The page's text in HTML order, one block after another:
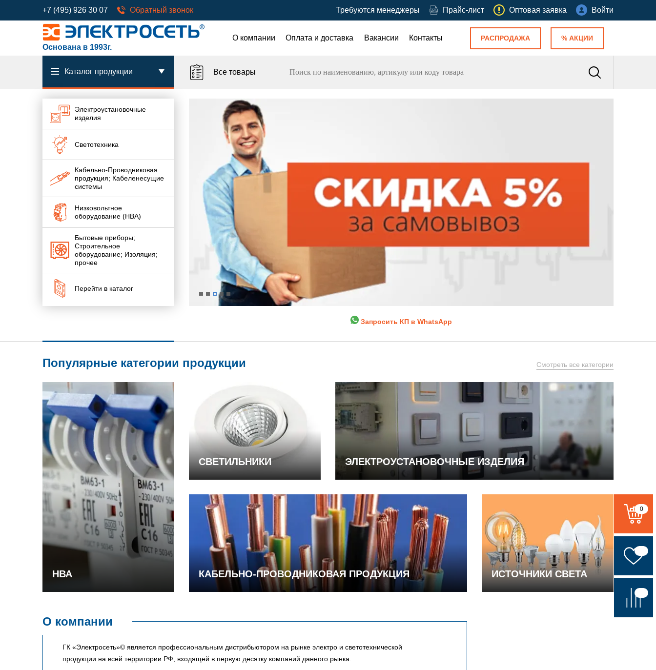
+7 (495) 926 30 07 Обратный звонок Требуются менеджеры Прайс-лист Оптовая заявка Войти
Основана в 1993г.
О компании Оплата и доставка Вакансии Контакты РАСПРОДАЖА % АКЦИИ
Каталог продукции Все товары
Электроустановочные
изделия
Светотехника
Кабельно-Проводниковая
продукция; Кабеленесущие
системы
Низковольтное
оборудование (НВА)
Бытовые приборы;
Строительное
оборудование; Изоляция;
прочее
Перейти в каталог
Запросить КП в WhatsApp
Популярные категории продукции Смотреть все категории
НВА
СВЕТИЛЬНИКИ ЭЛЕКТРОУСТАНОВОЧНЫЕ ИЗДЕЛИЯ
КАБЕЛЬНО-ПРОВОДНИКОВАЯ ПРОДУКЦИЯ ИСТОЧНИКИ СВЕТА
О компании
ГК «Электросеть»© является профессиональным дистрибьютором на рынке электро и светотехнической
продукции на всей территории РФ, входящей в первую десятку компаний данного рынка.
0